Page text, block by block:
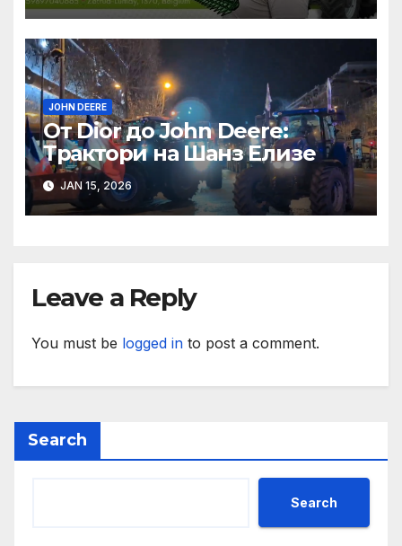
JOHN DEERE
От Dior до John Deere:
Трактори на Шанз Елизе
JAN 15, 2026
Leave a Reply
You must be logged in to post a comment.
Search
Search